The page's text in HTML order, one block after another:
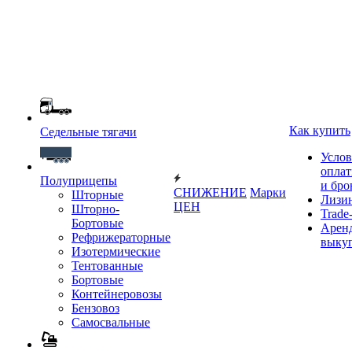
Седельные тягачи
Полуприцепы
Шторные
Шторно-
Бортовые
Рефрижераторные
Изотермические
Тентованные
Бортовые
Контейнеровозы
Бензовоз
Самосвальные
СНИЖЕНИЕ
ЦЕН
Марки
Как купить
и